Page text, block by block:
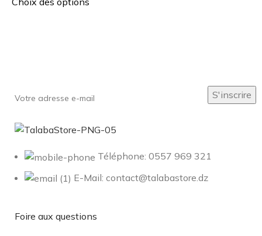
Téléphone: 0557 969 321
E-Mail: contact@talabastore.dz
Foire aux questions